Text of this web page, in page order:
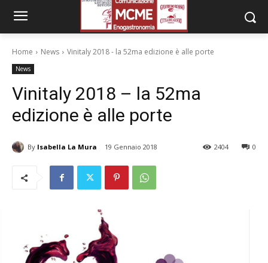
Home News Vinitaly 2018 - la 52ma edizione è alle porte
News
Vinitaly 2018 – la 52ma
edizione è alle porte
By Isabella La Mura 19 Gennaio 2018 0
2404